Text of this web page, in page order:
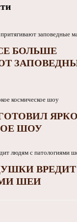
БОЛЬШЕ
ШОУ
ШЕИ